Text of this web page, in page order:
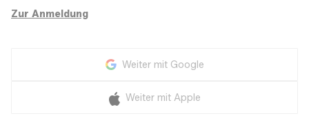
Zur Anmeldung
Weiter mit Google
Weiter mit Apple